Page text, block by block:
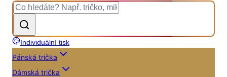
Individuální tisk
Pánská trička
Dámská trička